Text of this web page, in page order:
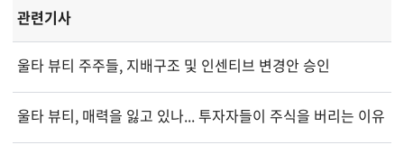
관련기사
울타 뷰티 주주들, 지배구조 및 인센티브 변경안 승인
울타 뷰티, 매력을 잃고 있나... 투자자들이 주식을 버리는 이유